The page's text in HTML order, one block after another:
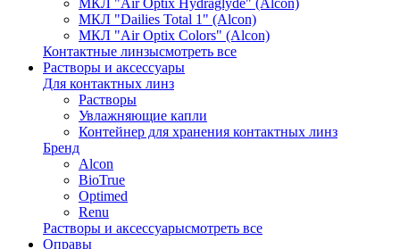
МКЛ "Dailies Total 1" (Alcon)
МКЛ "Air Optix Colors" (Alcon)
Контактные линзысмотреть все
Растворы и аксессуары
Для контактных линз
Растворы
Увлажняющие капли
Контейнер для хранения контактных линз
Бренд
Alcon
BioTrue
Optimed
Renu
Растворы и аксессуарысмотреть все
Оправы